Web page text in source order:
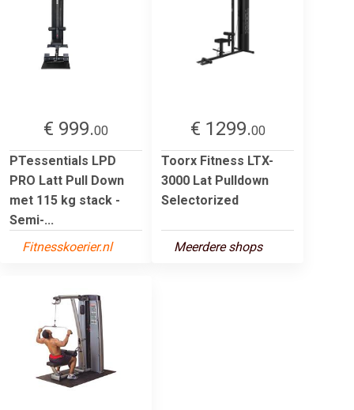
€ 999.00
PTessentials LPD
PRO Latt Pull Down
met 115 kg stack -
Semi-...
Fitnesskoerier.nl
€ 1299.00
Toorx Fitness LTX-
3000 Lat Pulldown
Selectorized
Meerdere shops